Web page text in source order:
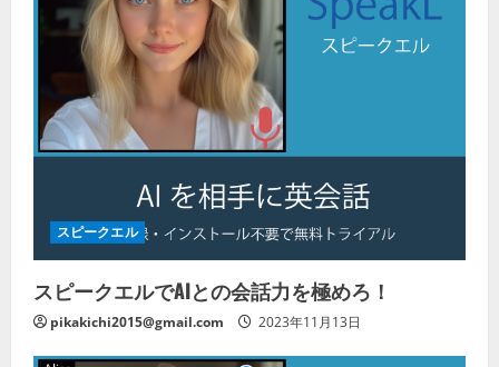
スピークエル
スピークエルでAIとの会話力を極めろ！
pikakichi2015@gmail.com 2023年11月13日